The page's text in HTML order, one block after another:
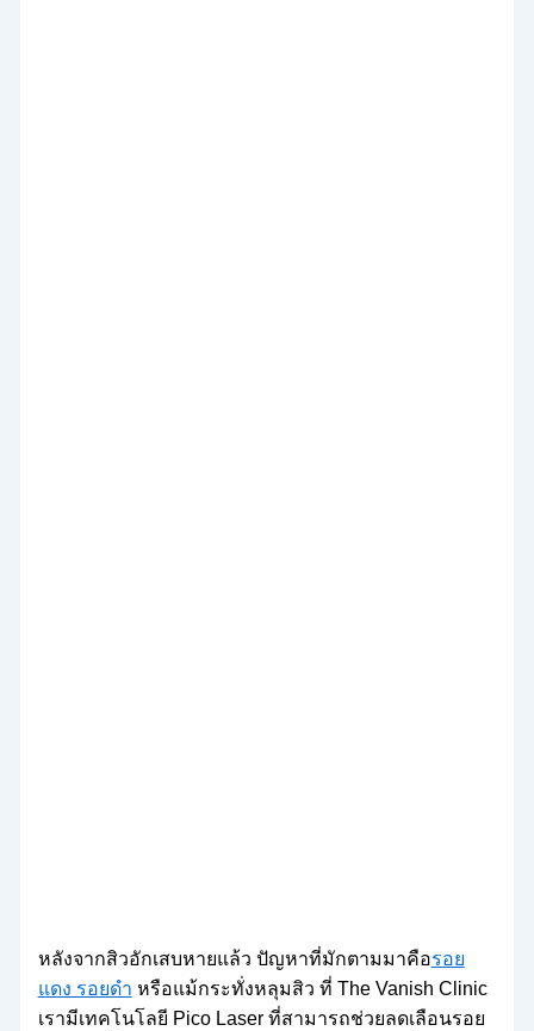
หลังจากสิวอักเสบหายแล้ว ปัญหาที่มักตามมาคือรอย
แดง รอยดำ หรือแม้กระทั่งหลุมสิว ที่ The Vanish Clinic
เรามีเทคโนโลยี Pico Laser ที่สามารถช่วยลดเลือนรอย